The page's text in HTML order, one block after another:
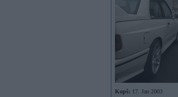
Kopš: 17. Jan 2003